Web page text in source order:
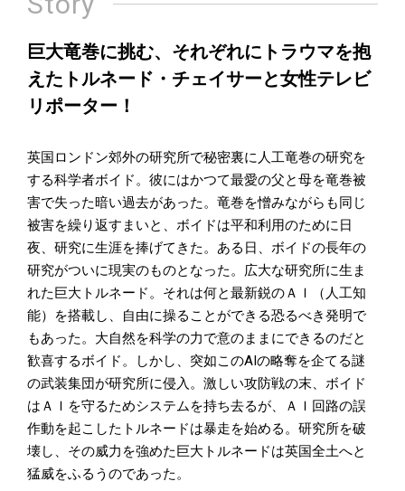
巨大竜巻に挑む、それぞれにトラウマを抱
えたトルネード・チェイサーと女性テレビ
リポーター！
英国ロンドン郊外の研究所で秘密裏に人工竜巻の研究を
する科学者ボイド。彼にはかつて最愛の父と母を竜巻被
害で失った暗い過去があった。竜巻を憎みながらも同じ
被害を繰り返すまいと、ボイドは平和利用のために日
夜、研究に生涯を捧げてきた。ある日、ボイドの長年の
研究がついに現実のものとなった。広大な研究所に生ま
れた巨大トルネード。それは何と最新鋭のＡＩ（人工知
能）を搭載し、自由に操ることができる恐るべき発明で
もあった。大自然を科学の力で意のままにできるのだと
歓喜するボイド。しかし、突如このAIの略奪を企てる謎
の武装集団が研究所に侵入。激しい攻防戦の末、ボイド
はＡＩを守るためシステムを持ち去るが、ＡＩ回路の誤
作動を起こしたトルネードは暴走を始める。研究所を破
壊し、その威力を強めた巨大トルネードは英国全土へと
猛威をふるうのであった。